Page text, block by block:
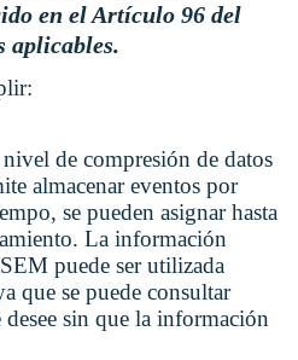
en el Artículo 96 del
aplicables.
de compresión de datos
almacenar eventos por
se pueden asignar hasta
La información
puede ser utilizada
que se puede consultar
desee sin que la información